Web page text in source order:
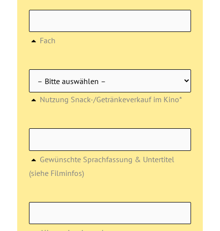
Fach
Nutzung Snack-/Getränkeverkauf im Kino*
Gewünschte Sprachfassung & Untertitel
(siehe Filminfos)